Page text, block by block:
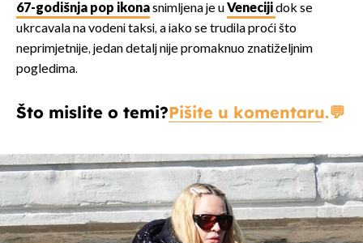
67-godišnja pop ikonasnimljena je uVenecijidok se
ukrcavala na vodeni taksi, a iako se trudila proći što
neprimjetnije, jedan detalj nije promaknuo znatiželjnim
pogledima.
Što mislite o temi?Pišite u komentaru.